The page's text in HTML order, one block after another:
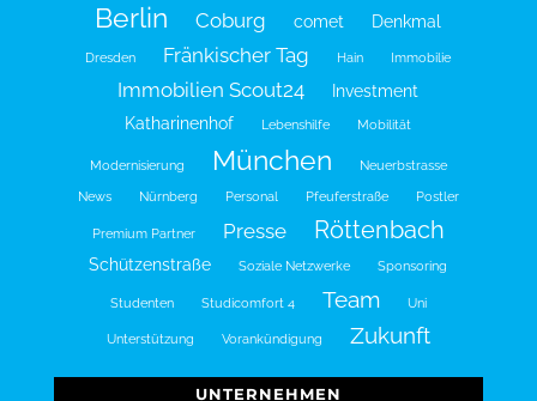
Berlin Coburg comet Denkmal
Dresden Fränkischer Tag Hain Immobilie
Immobilien Scout24
Investment
Katharinenhof
Lebenshilfe Mobilität
Modernisierung München Neuerbstrasse
News Nürnberg Personal Pfeuferstraße Postler
Premium Partner Presse Röttenbach
Schützenstraße Soziale Netzwerke Sponsoring
Studenten Studicomfort 4 Team Uni
Unterstützung Vorankündigung Zukunft
UNTERNEHMEN